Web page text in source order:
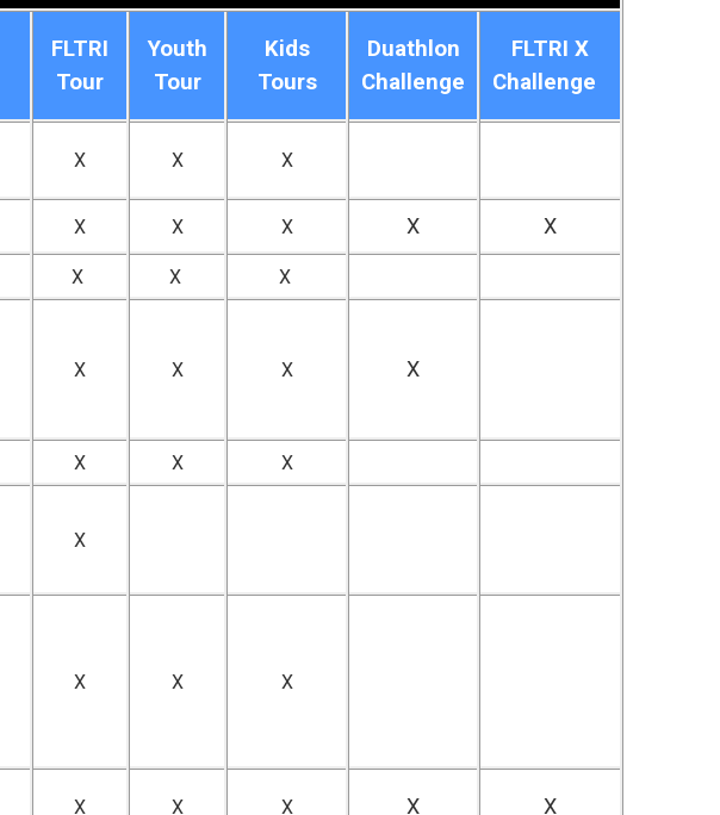
FLTRI
Tour
Youth
Tour
Kids
Tours
Duathlon
Challenge
FLTRI X
Challenge
X X X
X X X X X
X X X
X X X X
X X X
X
X X X
X X X X X